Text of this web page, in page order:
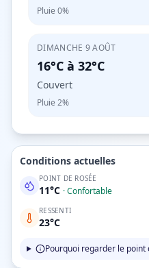
Pluie 0%
DIMANCHE 9 AOÛT
16°C à 32°C
Couvert
Pluie 2%
Conditions actuelles
POINT DE ROSÉE
11°C ·Confortable
RESSENTI
23°C
Pourquoi regarder le point